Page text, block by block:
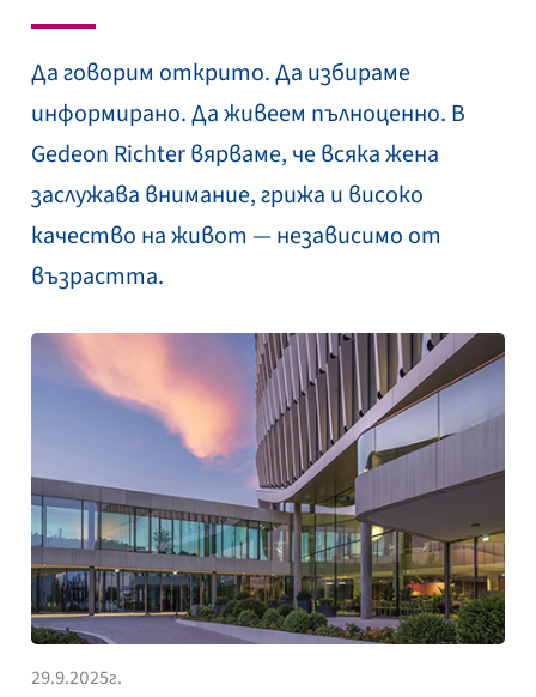
Да говорим открито. Да избираме
информирано. Да живеем пълноценно. В
Gedeon Richter вярваме, че всяка жена
заслужава внимание, грижа и високо
качество на живот — независимо от
възрастта.
29.9.2025г.